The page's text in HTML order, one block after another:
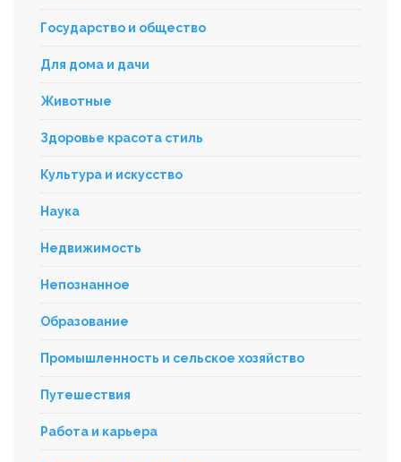
Государство и общество
Для дома и дачи
Животные
Здоровье красота стиль
Культура и искусство
Наука
Недвижимость
Непознанное
Образование
Промышленность и сельское хозяйство
Путешествия
Работа и карьера